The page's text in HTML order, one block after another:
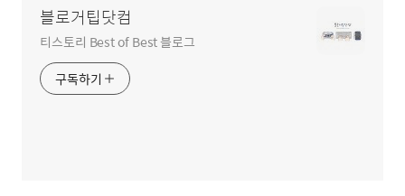
블로거팁닷컴
티스토리 Best of Best 블로그
구독하기